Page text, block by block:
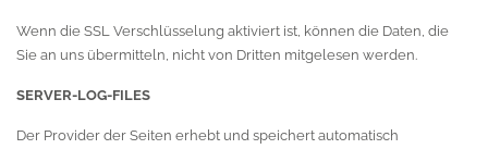
Wenn die SSL Verschlüsselung aktiviert ist, können die Daten, die
Sie an uns übermitteln, nicht von Dritten mitgelesen werden.
SERVER-LOG-FILES
Der Provider der Seiten erhebt und speichert automatisch